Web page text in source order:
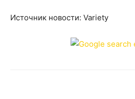
Источник новости: Variety